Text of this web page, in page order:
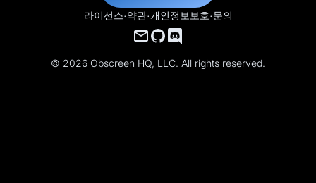
라이선스·약관·개인정보보호·문의
© 2026 Obscreen HQ, LLC. All rights reserved.